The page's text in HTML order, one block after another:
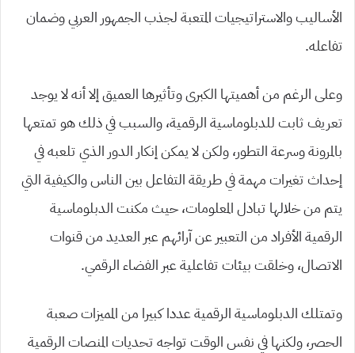
الأساليب والاستراتيجيات المتعبة لجذب الجمهور العربي وضمان
تفاعله.
وعلى الرغم من أهميتها الكبرى وتأثيرها العميق إلا أنه لا يوجد
تعريف ثابت للدبلوماسية الرقمية، والسبب في ذلك هو تمتعها
بالمرونة وسرعة التطور، ولكن لا يمكن إنكار الدور الذي تلعبه في
إحداث تغيرات مهمة في طريقة التفاعل بين الناس والكيفية التي
يتم من خلالها تبادل المعلومات، حيث مكنت الدبلوماسية
الرقمية الأفراد من التعبير عن آرائهم عبر العديد من قنوات
الاتصال، وخلقت بيئات تفاعلية عبر الفضاء الرقمي.
وتمتلك الدبلوماسية الرقمية عددا كبيرا من المميزات صعبة
الحصر، ولكنها في نفس الوقت تواجه تحديات المنصات الرقمية